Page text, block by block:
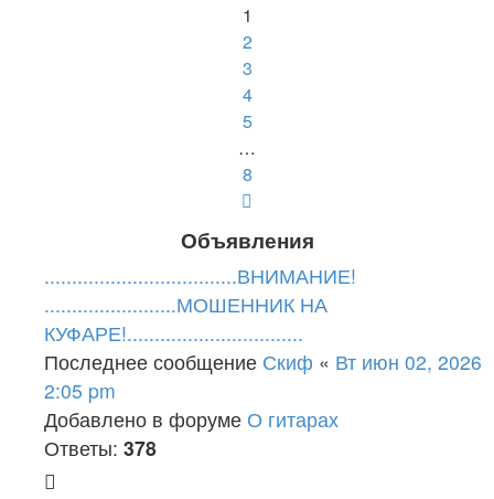
1
2
3
4
5
…
8
Объявления
...................................ВНИМАНИЕ!
........................МОШЕННИК НА
КУФАРЕ!................................
Последнее сообщение Скиф « Вт июн 02, 2026
2:05 pm
Добавлено в форуме О гитарах
Ответы: 378